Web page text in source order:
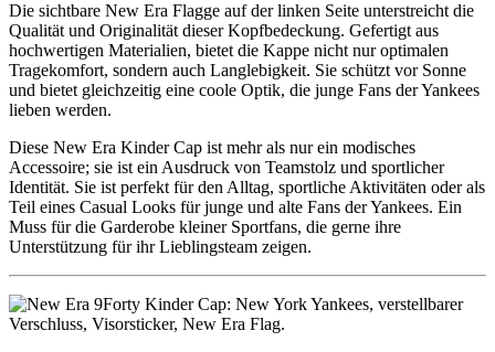
Die sichtbare New Era Flagge auf der linken Seite unterstreicht die
Qualität und Originalität dieser Kopfbedeckung. Gefertigt aus
hochwertigen Materialien, bietet die Kappe nicht nur optimalen
Tragekomfort, sondern auch Langlebigkeit. Sie schützt vor Sonne
und bietet gleichzeitig eine coole Optik, die junge Fans der Yankees
lieben werden.
Diese New Era Kinder Cap ist mehr als nur ein modisches
Accessoire; sie ist ein Ausdruck von Teamstolz und sportlicher
Identität. Sie ist perfekt für den Alltag, sportliche Aktivitäten oder als
Teil eines Casual Looks für junge und alte Fans der Yankees. Ein
Muss für die Garderobe kleiner Sportfans, die gerne ihre
Unterstützung für ihr Lieblingsteam zeigen.